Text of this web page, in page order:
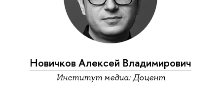
Новичков Алексей Владимирович
Институт медиа: Доцент